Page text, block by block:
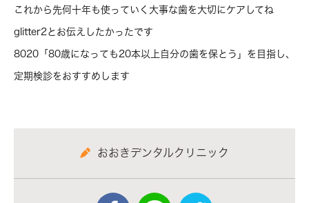
これから先何十年も使っていく大事な歯を大切にケアしてね
glitter2とお伝えしたかったです
8020「80歳になっても20本以上自分の歯を保とう」を目指し、
定期検診をおすすめします
おおきデンタルクリニック